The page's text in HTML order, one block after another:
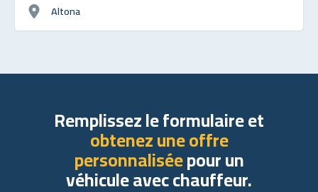
Altona
Remplissez le formulaire et
obtenez une offre
personnaliséepour un
véhicule avec chauffeur.